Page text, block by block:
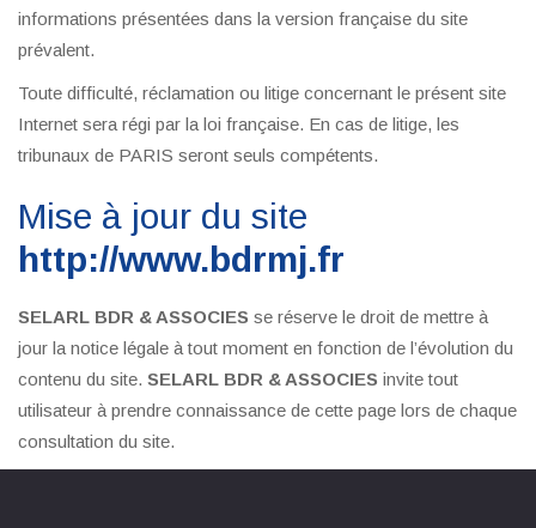
informations présentées dans la version française du site
prévalent.
Toute difficulté, réclamation ou litige concernant le présent site
Internet sera régi par la loi française. En cas de litige, les
tribunaux de PARIS seront seuls compétents.
Mise à jour du site
http://www.bdrmj.fr
SELARL BDR & ASSOCIES se réserve le droit de mettre à
jour la notice légale à tout moment en fonction de l’évolution du
contenu du site. SELARL BDR & ASSOCIES invite tout
utilisateur à prendre connaissance de cette page lors de chaque
consultation du site.